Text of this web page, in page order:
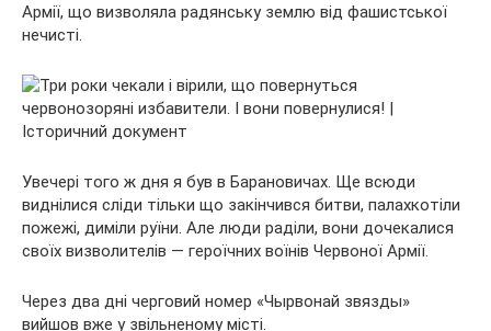
Армії, що визволяла радянську землю від фашистської
нечисті.
Увечері того ж дня я був в Барановичах. Ще всюди
виднілися сліди тільки що закінчився битви, палахкотіли
пожежі, диміли руїни. Але люди раділи, вони дочекалися
своїх визволителів — героїчних воїнів Червоної Армії.
Через два дні черговий номер «Чырвонай звязды»
вийшов вже у звільненому місті.